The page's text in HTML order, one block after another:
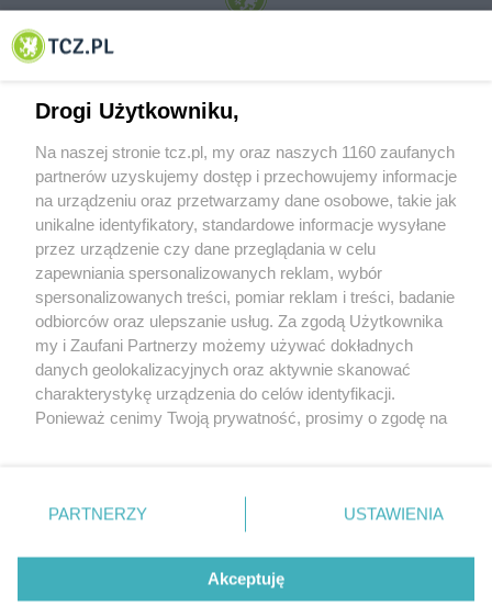
© 2001-2026 Tczew - TCZ.PL Sp. z o.o. Internetowy Serwis Informacyjny Miasta
O FIRMIE POLITYKA PRYWATNOŚCI HOSTING
REKLAMA WSPÓŁPRACA RSS FACEBOOK KONTAKT
Nasze serwisy
Aktualności
Tcz24
Historia miasta
Muzyka i kultura
Archiwum wydarzeń
Zdjęcia miasta
Drogi Użytkowniku,
Na naszej stronie tcz.pl, my oraz naszych 1160 zaufanych
partnerów uzyskujemy dostęp i przechowujemy informacje
na urządzeniu oraz przetwarzamy dane osobowe, takie jak
unikalne identyfikatory, standardowe informacje wysyłane
przez urządzenie czy dane przeglądania w celu
zapewniania spersonalizowanych reklam, wybór
spersonalizowanych treści, pomiar reklam i treści, badanie
odbiorców oraz ulepszanie usług. Za zgodą Użytkownika
my i Zaufani Partnerzy możemy używać dokładnych
danych geolokalizacyjnych oraz aktywnie skanować
charakterystykę urządzenia do celów identyfikacji.
Ponieważ cenimy Twoją prywatność, prosimy o zgodę na
znajdujący się w lewym dolnym rogu strony
. Niektóre
przetwarzaniu. Preferencje będą miały zastosowania tylko
PARTNERZY USTAWIENIA
Akceptuję